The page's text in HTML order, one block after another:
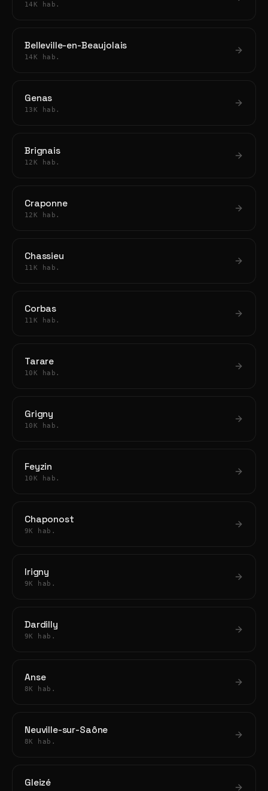
14K hab.
Belleville-en-Beaujolais
14K hab.
Genas
13K hab.
Brignais
12K hab.
Craponne
12K hab.
Chassieu
11K hab.
Corbas
11K hab.
Tarare
10K hab.
Grigny
10K hab.
Feyzin
10K hab.
Chaponost
9K hab.
Irigny
9K hab.
Dardilly
9K hab.
Anse
8K hab.
Neuville-sur-Saône
8K hab.
Gleizé